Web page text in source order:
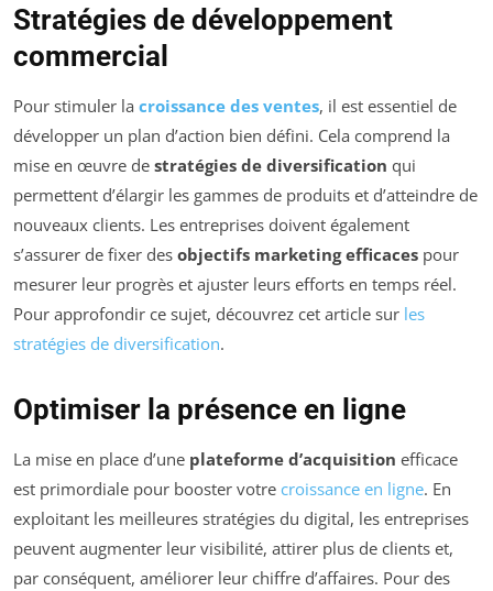
Stratégies de développement
commercial
Pour stimuler la croissance des ventes, il est essentiel de
développer un plan d’action bien défini. Cela comprend la
mise en œuvre de stratégies de diversification qui
permettent d’élargir les gammes de produits et d’atteindre de
nouveaux clients. Les entreprises doivent également
s’assurer de fixer des objectifs marketing efficaces pour
mesurer leur progrès et ajuster leurs efforts en temps réel.
Pour approfondir ce sujet, découvrez cet article sur les
stratégies de diversification.
Optimiser la présence en ligne
La mise en place d’une plateforme d’acquisition efficace
est primordiale pour booster votre croissance en ligne. En
exploitant les meilleures stratégies du digital, les entreprises
peuvent augmenter leur visibilité, attirer plus de clients et,
par conséquent, améliorer leur chiffre d’affaires. Pour des